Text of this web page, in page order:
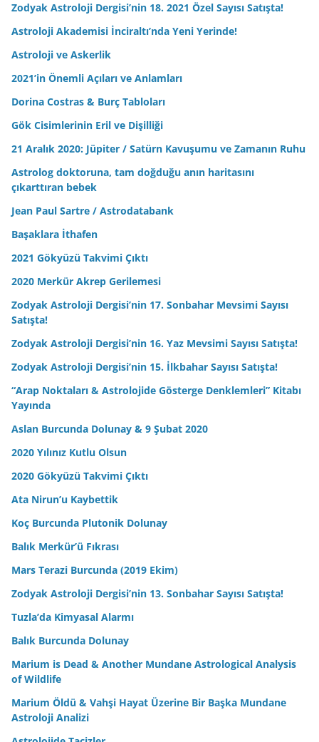
Zodyak Astroloji Dergisi’nin 18. 2021 Özel Sayısı Satışta!
Astroloji Akademisi İnciraltı’nda Yeni Yerinde!
Astroloji ve Askerlik
2021’in Önemli Açıları ve Anlamları
Dorina Costras & Burç Tabloları
Gök Cisimlerinin Eril ve Dişilliği
21 Aralık 2020: Jüpiter / Satürn Kavuşumu ve Zamanın Ruhu
Astrolog doktoruna, tam doğduğu anın haritasını
çıkarttıran bebek
Jean Paul Sartre / Astrodatabank
Başaklara İthafen
2021 Gökyüzü Takvimi Çıktı
2020 Merkür Akrep Gerilemesi
Zodyak Astroloji Dergisi’nin 17. Sonbahar Mevsimi Sayısı
Satışta!
Zodyak Astroloji Dergisi’nin 16. Yaz Mevsimi Sayısı Satışta!
Zodyak Astroloji Dergisi’nin 15. İlkbahar Sayısı Satışta!
“Arap Noktaları & Astrolojide Gösterge Denklemleri” Kitabı
Yayında
Aslan Burcunda Dolunay & 9 Şubat 2020
2020 Yılınız Kutlu Olsun
2020 Gökyüzü Takvimi Çıktı
Ata Nirun’u Kaybettik
Koç Burcunda Plutonik Dolunay
Balık Merkür’ü Fıkrası
Mars Terazi Burcunda (2019 Ekim)
Zodyak Astroloji Dergisi’nin 13. Sonbahar Sayısı Satışta!
Tuzla’da Kimyasal Alarmı
Balık Burcunda Dolunay
Marium is Dead & Another Mundane Astrological Analysis
of Wildlife
Marium Öldü & Vahşi Hayat Üzerine Bir Başka Mundane
Astroloji Analizi